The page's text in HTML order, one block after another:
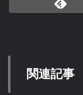
関連記事